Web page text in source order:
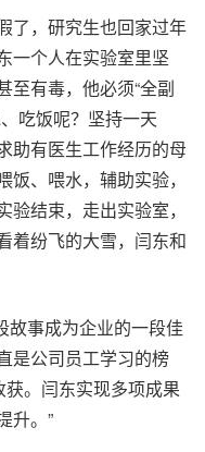
了，研究生也回家过年
一个人在实验室里坚
至有毒，他必须“全副
吃饭呢？坚持一天
助有医生工作经历的母
、喂水，辅助实验，
结束，走出实验室，
着纷飞的大雪，闫东和
故事成为企业的一段佳
是公司员工学习的榜
获。闫东实现多项成果
升。”